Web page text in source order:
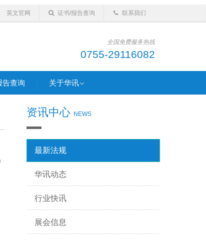
英文官网 证书/报告查询 联系我们
全国免费服务热线
0755-29116082
告查询 关于华讯
资讯中心 NEWS
最新法规
华讯动态
行业快讯
展会信息